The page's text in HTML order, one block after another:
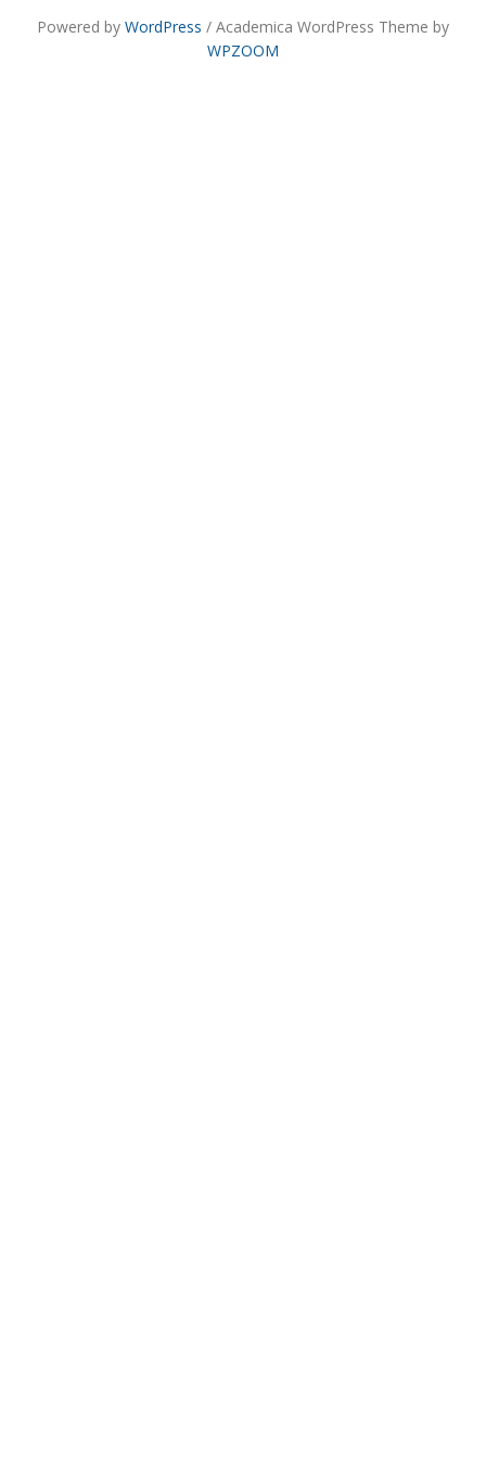
Powered by WordPress / Academica WordPress Theme by
WPZOOM